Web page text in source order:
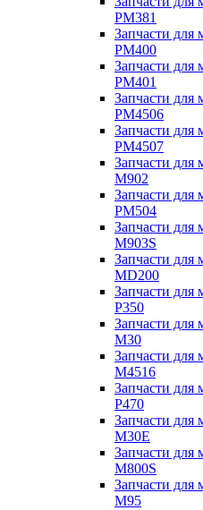
PM381
Запчасти для
PM400
Запчасти для
PM401
Запчасти для
PM4506
Запчасти для
PM4507
Запчасти для
M902
Запчасти для
PM504
Запчасти для
M903S
Запчасти для
MD200
Запчасти для
P350
Запчасти для
M30
Запчасти для
M4516
Запчасти для
P470
Запчасти для
M30E
Запчасти для
M800S
Запчасти для
M95